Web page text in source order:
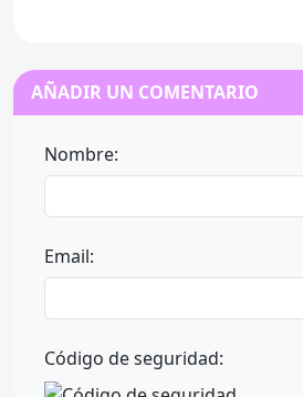
AÑADIR UN COMENTARIO
Nombre:
Email:
Código de seguridad: